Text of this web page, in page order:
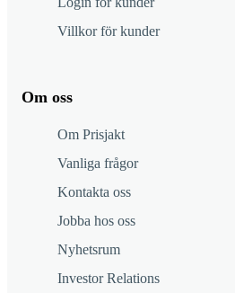
Villkor för kunder
Om oss
Om Prisjakt
Vanliga frågor
Kontakta oss
Jobba hos oss
Nyhetsrum
Investor Relations